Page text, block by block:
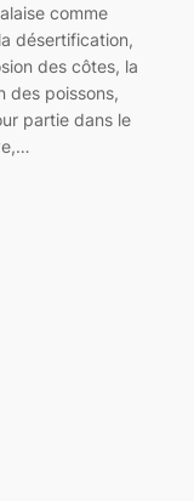
comme
désertification,
des côtes, la
des poissons,
partie dans le